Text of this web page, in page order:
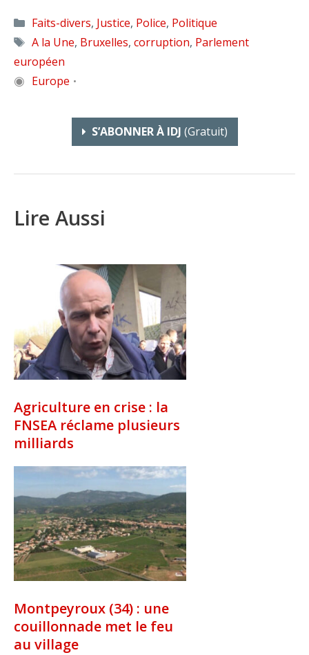
Catégories
Faits-divers, Justice, Police, Politique
Étiquettes
A la Une, Bruxelles, corruption, Parlement
européen
◉ Europe •
S’ABONNER À IDJ (gratuit)
Lire Aussi
Agriculture en crise : la
FNSEA réclame plusieurs
milliards
Montpeyroux (34) : une
couillonnade met le feu
au village